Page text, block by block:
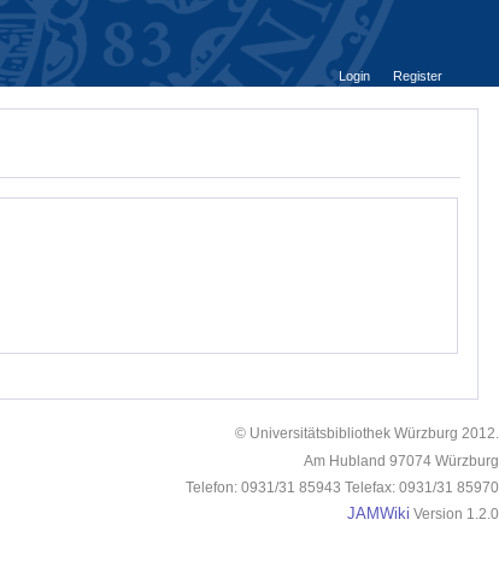
Login
Register
© Universitätsbibliothek Würzburg 2012.
Am Hubland 97074 Würzburg
Telefon: 0931/31 85943 Telefax: 0931/31 85970
JAMWiki Version 1.2.0